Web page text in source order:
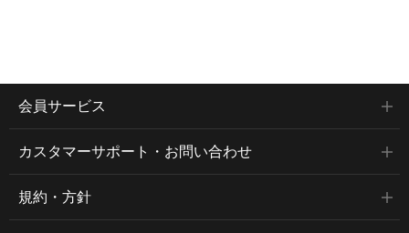
会員サービス
カスタマーサポート・お問い合わせ
規約・方針